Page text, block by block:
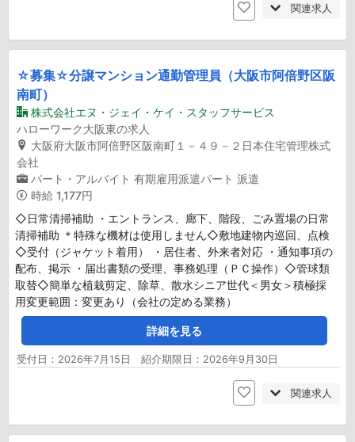
関連求人
☆募集☆分譲マンション通勤管理員（大阪市阿倍野区阪
南町）
株式会社エヌ・ジェイ・ケイ・スタッフサービス
ハローワーク大阪東の求人
大阪府大阪市阿倍野区阪南町１－４９－２日本住宅管理株式
会社
パート・アルバイト 有期雇用派遣パート 派遣
時給 1,177円
◇日常清掃補助 ・エントランス、廊下、階段、ごみ置場の日常
清掃補助 ＊特殊な機材は使用しません◇敷地建物内巡回、点検
◇受付（ジャケット着用） ・居住者、外来者対応 ・通知事項の
配布、掲示 ・届出書類の受理、事務処理（ＰＣ操作）◇管球類
取替◇簡単な植栽剪定、除草、散水シニア世代＜男女＞積極採
用変更範囲：変更あり（会社の定める業務）
詳細を見る
受付日：2026年7月15日 紹介期限日：2026年9月30日
関連求人